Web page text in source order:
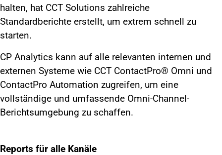
halten, hat CCT Solutions zahlreiche
Standardberichte erstellt, um extrem schnell zu
starten.
CP Analytics kann auf alle relevanten internen und
externen Systeme wie CCT ContactPro® Omni und
ContactPro Automation zugreifen, um eine
vollständige und umfassende Omni-Channel-
Berichtsumgebung zu schaffen.
Reports für alle Kanäle